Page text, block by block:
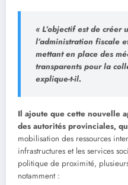
« L’objectif est de créer
l’administration fiscale
mettant en place des
transparents pour la
explique-t-il.
Il ajoute que cette nouvelle
des autorités provinciales,
mobilisation des ressources
infrastructures et les services
politique de proximité,
notamment :